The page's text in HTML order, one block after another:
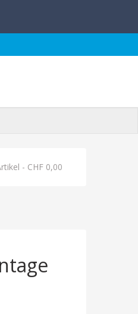
- CHF 0,00